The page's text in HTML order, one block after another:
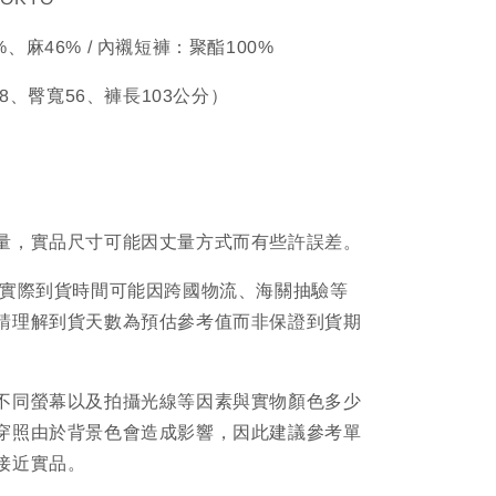
、麻46% / 內襯短褲：聚酯100%
臀寬56、褲長103公分）
，實品尺寸可能因丈量方式而有些許誤差。
際到貨時間可能因跨國物流、海關抽驗等
理解到貨天數為預估參考值而非保證到貨期
同螢幕以及拍攝光線等因素與實物顏色多少
照由於背景色會造成影響，因此建議參考單
近實品。